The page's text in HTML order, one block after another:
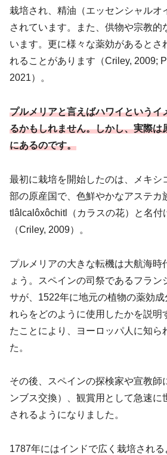
栽培され、精油（エッセンシャルオ
されています。また、供物や宗教的
います。更に様々な薬効があるとさ
れることがあります（Criley, 2009;
2021）。
プルメリアと言えばハワイというイ
るかもしれません。しかし、実際は
にあるのです。
最初に栽培を開始したのは、メキシ
部の原産国で、色鮮やかなアステカ
tlâlcalôxôchitl（カラスの花）と名付
（Criley, 2009）。
プルメリアの大きな転機は大航海時
ょう。スペインの司祭であるフラン
サが、1522年に地元の植物の薬効
れらをどのように使用したかを説明
たことにより、ヨーロッパ人に知ら
た。
その後、スペインの探検家や宣教師
ンブス交換）、観賞用として急速に
されるようになりました。
1787年にはインドで広く栽培され